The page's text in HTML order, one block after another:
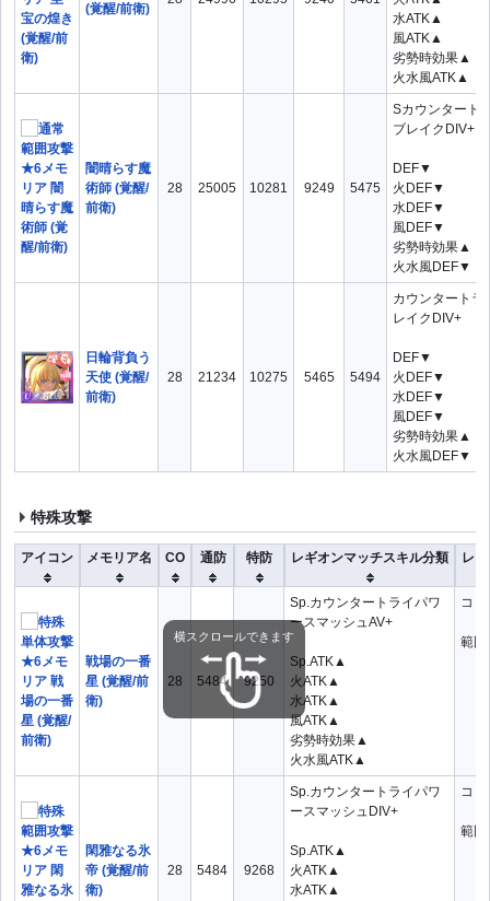
(覚醒/前衛)
水ATK▲
風ATK▲
劣勢時効果▲
火水風ATK▲
闇晴らす魔
術師 (覚醒/
前衛)
28 25005 10281 9249 5475
Sカウンタート
ブレイクDIV+
DEF▼
火DEF▼
水DEF▼
風DEF▼
劣勢時効果▲
火水風DEF▼
日輪背負う
天使 (覚醒/
前衛)
28 21234 10275 5465 5494
カウンタートラ
レイクDIV+
DEF▼
火DEF▼
水DEF▼
風DEF▼
劣勢時効果▲
火水風DEF▼
特殊攻撃
アイコン メモリア名 CO 通防 特防 レギオンマッチスキル分類 レ
戦場の一番
星 (覚醒/前
衛)
28 5484 9250
Sp.カウンタートライパワ
ースマッシュAV+
Sp.ATK▲
火ATK▲
水ATK▲
風ATK▲
劣勢時効果▲
火水風ATK▲
コ
範
閑雅なる氷
帝 (覚醒/前
衛)
28 5484 9268
Sp.カウンタートライパワ
ースマッシュDIV+
Sp.ATK▲
火ATK▲
水ATK▲
コ
範
横スクロールできます